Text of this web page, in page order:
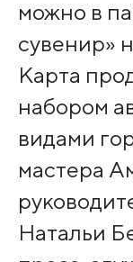
можно в
сувенир»
Карта
набором
видами
мастера
Натальи